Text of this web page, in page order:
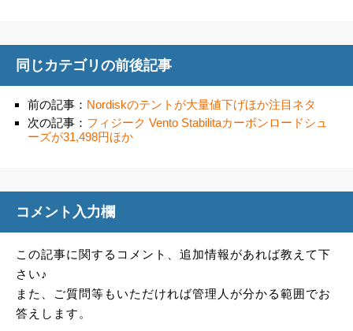
同じカテゴリの前後記事
前の記事： Nordiskのテントが大量値下げほか注目ネタ
次の記事： フィジーク Vento Stabilitaカーボンロードシュ
ーズが31,498円ほか
コメント入力欄
この記事に関するコメント、追加情報があれば教えて下
さい♪
また、ご質問等もいただければ管理人が分かる範囲でお
答えします。